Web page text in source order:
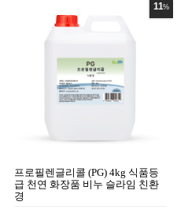
11%
프로필렌글리콜 (PG) 4kg 식품등
급 천연 화장품 비누 슬라임 친환
경